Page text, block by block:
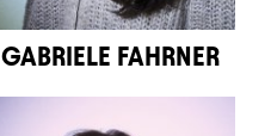
GABRIELE FAHRNER